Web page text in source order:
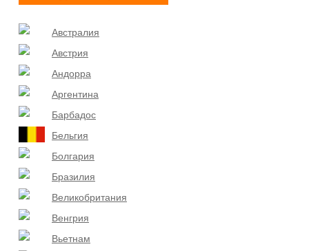
Австралия
Австрия
Андорра
Аргентина
Барбадос
Бельгия
Болгария
Бразилия
Великобритания
Венгрия
Вьетнам